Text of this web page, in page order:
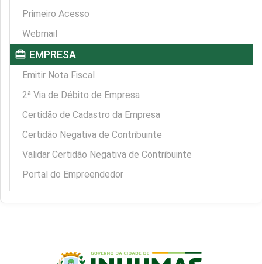
Primeiro Acesso
Webmail
card_travel EMPRESA
Emitir Nota Fiscal
2ª Via de Débito de Empresa
Certidão de Cadastro da Empresa
Certidão Negativa de Contribuinte
Validar Certidão Negativa de Contribuinte
Portal do Empreendedor